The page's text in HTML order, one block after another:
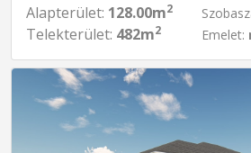
Alapterület: 128.00m2
Telekterület: 482m2
Emelet: